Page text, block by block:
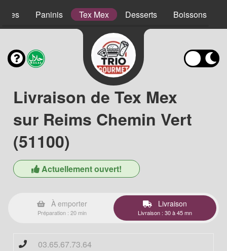
Paninis Tex Mex Desserts Boissons
Livraison de Tex Mex
sur Reims Chemin Vert
(51100)
Actuellement ouvert!
À emporter
Préparation : 20 min
Livraison
Livraison : 30 à 45 mn
03.65.67.73.64